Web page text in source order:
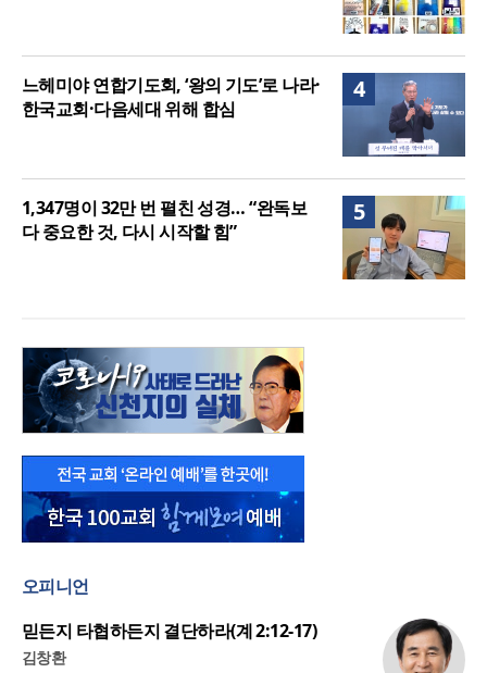
4
느헤미야 연합기도회, ‘왕의 기도’로 나라·
한국교회·다음세대 위해 합심
5
1,347명이 32만 번 펼친 성경… “완독보
다 중요한 것, 다시 시작할 힘”
오피니언
믿든지 타협하든지 결단하라(계 2:12-17)
김창환